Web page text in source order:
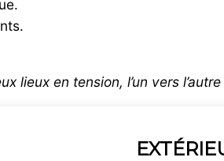
lieux en tension, l’un vers l’autre